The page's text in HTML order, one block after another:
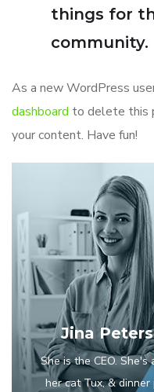
things for
community.
As a new WordPress
dashboard to delete this
your content. Have fun!
Jina
She is the CEO. She's
her cat Tux, & dinner